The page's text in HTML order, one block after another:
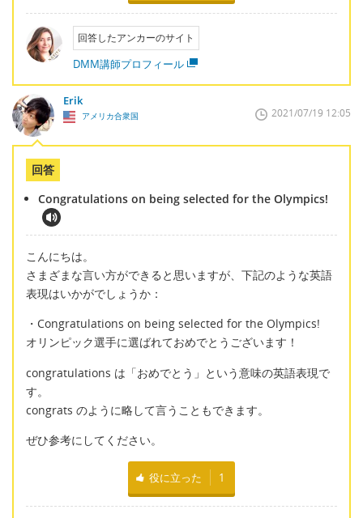
回答したアンカーのサイト
DMM講師プロフィール
Erik
アメリカ合衆国 2021/07/19 12:05
回答
Congratulations on being selected for the Olympics!
こんにちは。
さまざまな言い方ができると思いますが、下記のような英語
表現はいかがでしょうか：
・Congratulations on being selected for the Olympics!
オリンピック選手に選ばれておめでとうございます！
congratulations は「おめでとう」という意味の英語表現で
す。
congrats のように略して言うこともできます。
ぜひ参考にしてください。
役に立った 1